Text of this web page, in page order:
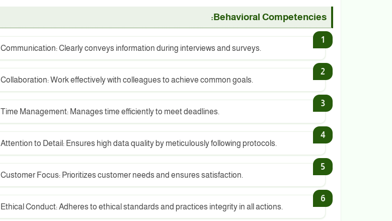
Behavioral Competencies:
Communication: Clearly conveys information during interviews and surveys.
Collaboration: Work effectively with colleagues to achieve common goals.
Time Management: Manages time efficiently to meet deadlines.
Attention to Detail: Ensures high data quality by meticulously following protocols.
Customer Focus: Prioritizes customer needs and ensures satisfaction.
Ethical Conduct: Adheres to ethical standards and practices integrity in all actions.